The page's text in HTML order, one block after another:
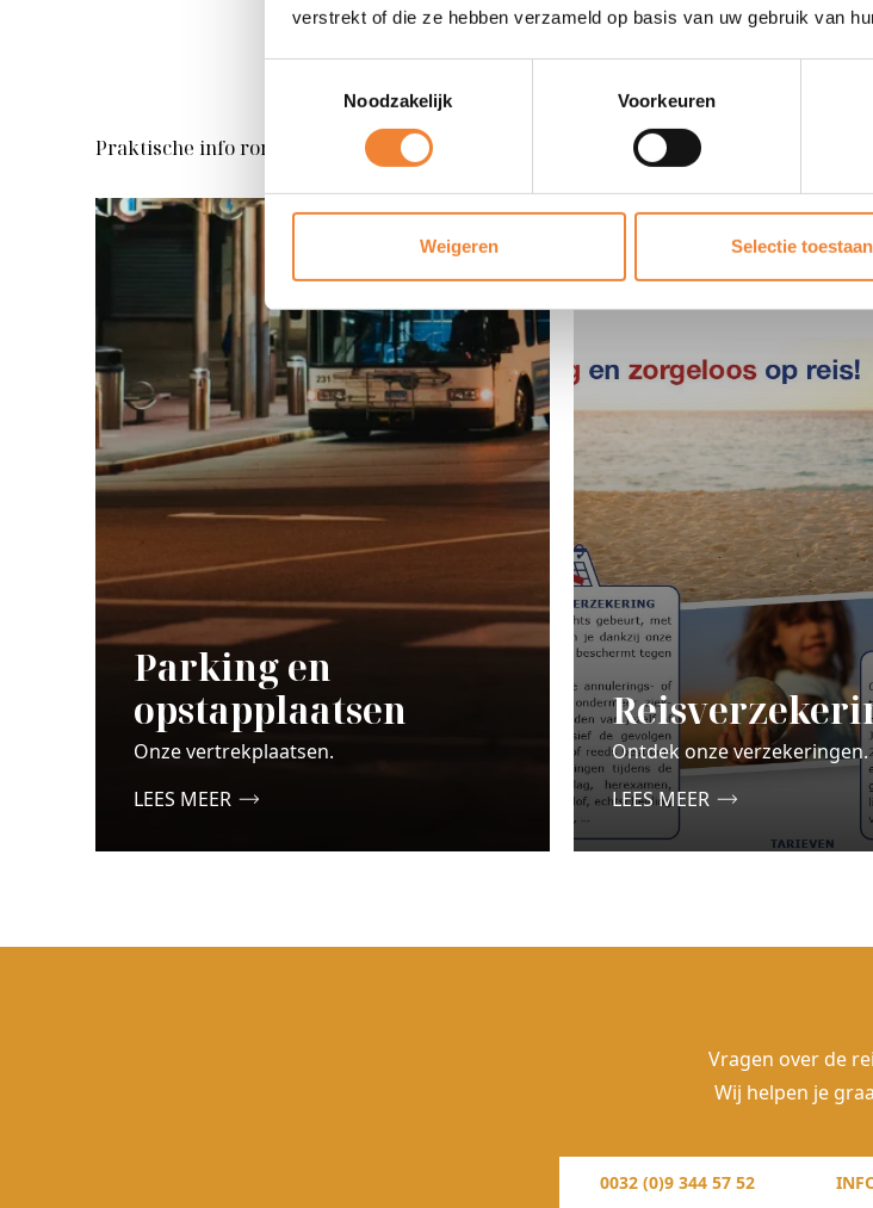
verstrekt of die ze hebben verzameld op basis van uw gebruik van
Noodzakelijk
Voorkeuren
Weigeren Selectie toestaan
Praktische info rondom onze reizen
Parking en
opstapplaatsen
Onze vertrekplaatsen.
LEES MEER
Ontdek onze verzekeringen.
LEES MEER
Vragen over de
Wij helpen je
0032 (0)9 344 57 52